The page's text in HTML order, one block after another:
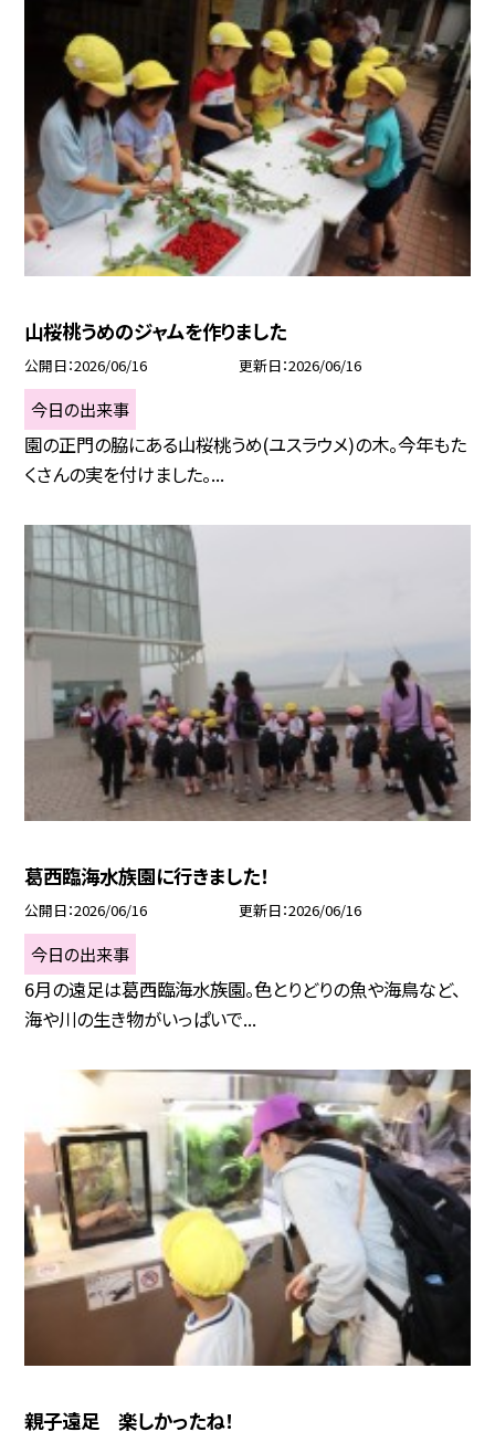
山桜桃うめのジャムを作りました
公開日 2026/06/16 更新日 2026/06/16
今日の出来事
園の正門の脇にある山桜桃うめ(ユスラウメ)の木。今年もた
くさんの実を付けました。...
葛西臨海水族園に行きました！
公開日 2026/06/16 更新日 2026/06/16
今日の出来事
6月の遠足は葛西臨海水族園。色とりどりの魚や海鳥など、
海や川の生き物がいっぱいで...
親子遠足 楽しかったね！